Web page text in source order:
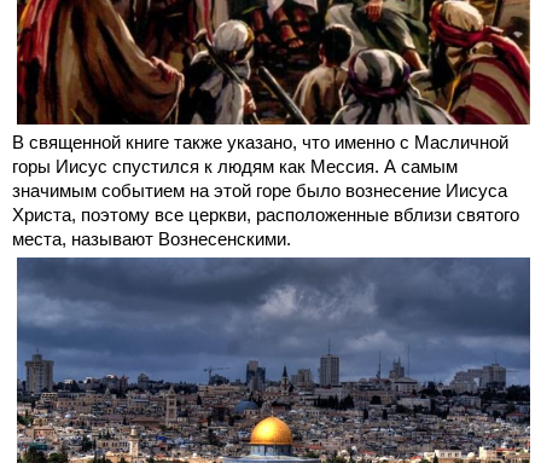
В священной книге также указано, что именно с Масличной
горы Иисус спустился к людям как Мессия. А самым
значимым событием на этой горе было вознесение Иисуса
Христа, поэтому все церкви, расположенные вблизи святого
места, называют Вознесенскими.